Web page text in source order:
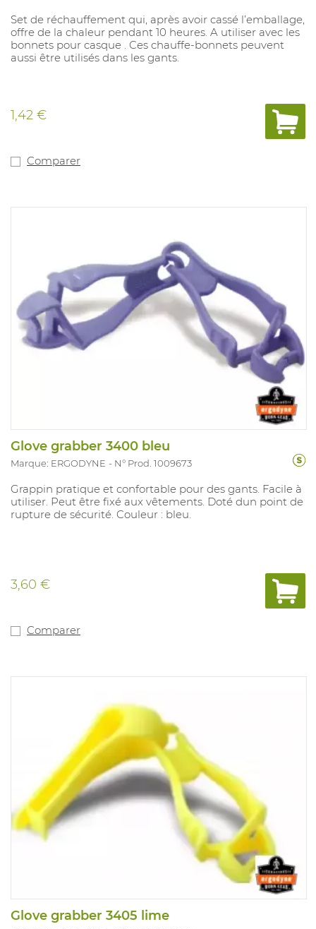
Set de réchauffement qui, après avoir cassé l’emballage,
offre de la chaleur pendant 10 heures. A utiliser avec les
bonnets pour casque . Ces chauffe-bonnets peuvent
aussi être utilisés dans les gants.
1,42 €
Comparer
Glove grabber 3400 bleu
Marque: ERGODYNE N° Prod. 1009673
Grappin pratique et confortable pour des gants. Facile à
utiliser. Peut être fixé aux vêtements. Doté dun point de
rupture de sécurité. Couleur : bleu.
3,60 €
Comparer
Glove grabber 3405 lime